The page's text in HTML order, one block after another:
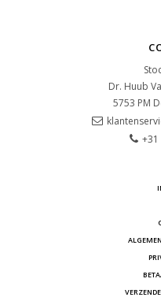
Dr. Huub
5753 PM
+31